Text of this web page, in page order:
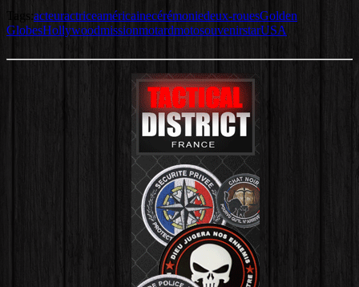
Tags: acteuractriceaméricainecérémoniedeux-rouesGolden
GlobesHollywoodmissionmotardmotosouvenirstarUSA